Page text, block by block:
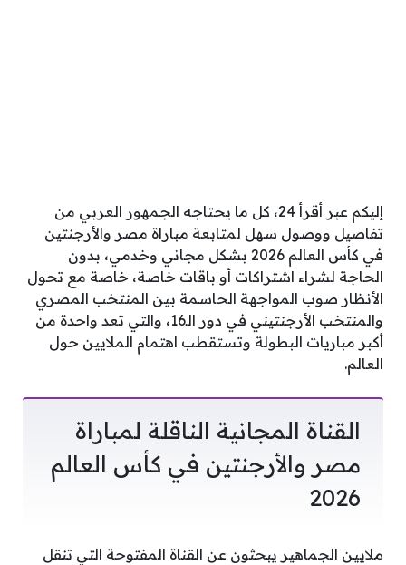
إليكم عبر أقرأ 24، كل ما يحتاجه الجمهور العربي من
تفاصيل ووصول سهل لمتابعة مباراة مصر والأرجنتين
في كأس العالم 2026 بشكل مجاني وخدمي، بدون
الحاجة لشراء اشتراكات أو باقات خاصة، خاصة مع تحول
الأنظار صوب المواجهة الحاسمة بين المنتخب المصري
والمنتخب الأرجنتيني في دور الـ16، والتي تعد واحدة من
أكبر مباريات البطولة وتستقطب اهتمام الملايين حول
العالم.
القناة المجانية الناقلة لمباراة
مصر والأرجنتين في كأس العالم
2026
ملايين الجماهير يبحثون عن القناة المفتوحة التي تنقل